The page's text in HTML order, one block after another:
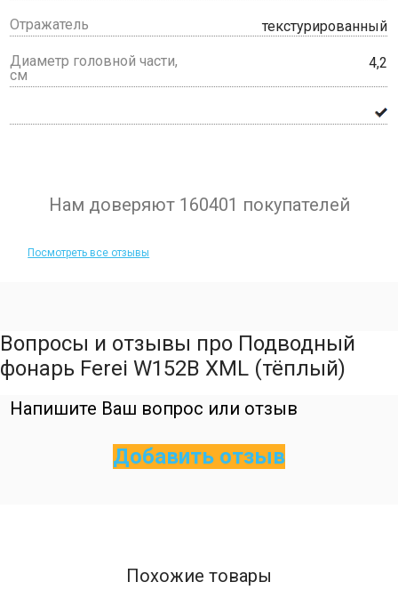
Отражатель текстурированный
Диаметр головной части,
см
4,2
Нам доверяют 160401 покупателей
Посмотреть все отзывы
Вопросы и отзывы про Подводный
фонарь Ferei W152B XML (тёплый)
Напишите Ваш вопрос или отзыв
Добавить отзыв
Похожие товары